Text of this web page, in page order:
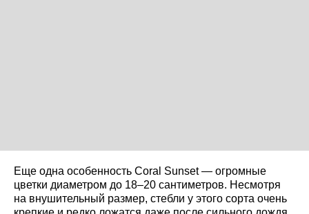
Еще одна особенность Coral Sunset — огромные
цветки диаметром до 18–20 сантиметров. Несмотря
на внушительный размер, стебли у этого сорта очень